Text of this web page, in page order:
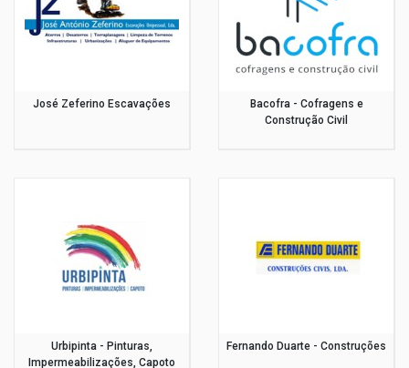
José Zeferino Escavações
Bacofra - Cofragens e
Construção Civil
Urbipinta - Pinturas,
Impermeabilizações, Capoto
Fernando Duarte - Construções